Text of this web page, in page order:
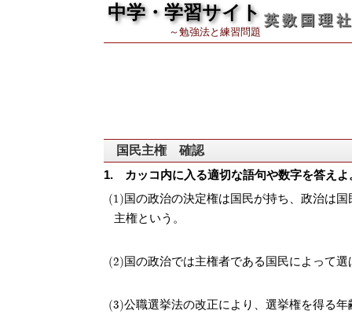
中学・学習サイト
～勉強法と練習問題
英 数 国 理 社
国民主権 確認
カッコ内に入る適切な語句や数字を答えよ
国の政治の決定権は国民が持ち、政治は国
主権という。
国の政治では主権者である国民によって
公職選挙法の改正により、選挙権を得る年